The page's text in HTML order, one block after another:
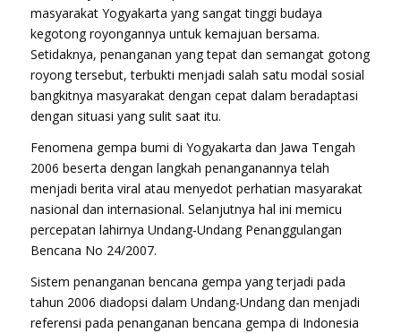
masyarakat Yogyakarta yang sangat tinggi budaya
kegotong royongannya untuk kemajuan bersama.
Setidaknya, penanganan yang tepat dan semangat gotong
royong tersebut, terbukti menjadi salah satu modal sosial
bangkitnya masyarakat dengan cepat dalam beradaptasi
dengan situasi yang sulit saat itu.
Fenomena gempa bumi di Yogyakarta dan Jawa Tengah
2006 beserta dengan langkah penanganannya telah
menjadi berita viral atau menyedot perhatian masyarakat
nasional dan internasional. Selanjutnya hal ini memicu
percepatan lahirnya Undang-Undang Penanggulangan
Bencana No 24/2007.
Sistem penanganan bencana gempa yang terjadi pada
tahun 2006 diadopsi dalam Undang-Undang dan menjadi
referensi pada penanganan bencana gempa di Indonesia